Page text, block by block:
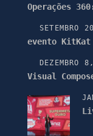
Operações
SETEMBRO
evento KitKat
DEZEMBRO
Visual